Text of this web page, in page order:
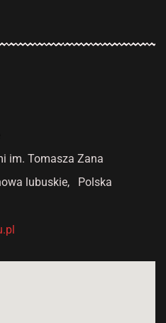
im. Tomasza Zana
lubuskie, Polska